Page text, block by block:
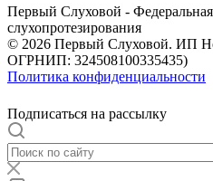
Первый Слуховой - Федеральная
слухопротезирования
© 2026 Первый Слуховой. ИП
ОГРНИП: 324508100335435)
Политика конфиденциальности
Подписаться на рассылку